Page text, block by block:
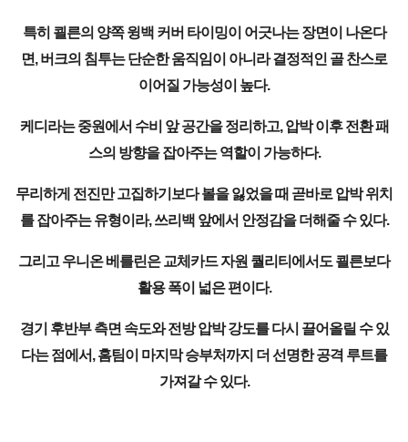
특히 쾰른의 양쪽 윙백 커버 타이밍이 어긋나는 장면이 나온다
면, 버크의 침투는 단순한 움직임이 아니라 결정적인 골 찬스로
이어질 가능성이 높다.
케디라는 중원에서 수비 앞 공간을 정리하고, 압박 이후 전환 패
스의 방향을 잡아주는 역할이 가능하다.
무리하게 전진만 고집하기보다 볼을 잃었을 때 곧바로 압박 위치
를 잡아주는 유형이라, 쓰리백 앞에서 안정감을 더해줄 수 있다.
그리고 우니온 베를린은 교체카드 자원 퀄리티에서도 쾰른보다
활용 폭이 넓은 편이다.
경기 후반부 측면 속도와 전방 압박 강도를 다시 끌어올릴 수 있
다는 점에서, 홈팀이 마지막 승부처까지 더 선명한 공격 루트를
가져갈 수 있다.